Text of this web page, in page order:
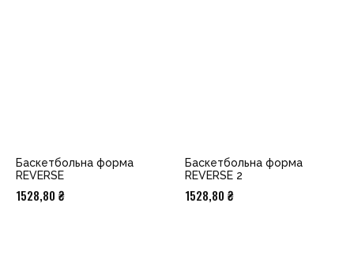
Баскетбольна форма
REVERSE
1528,80 ₴
Баскетбольна форма
REVERSE 2
1528,80 ₴